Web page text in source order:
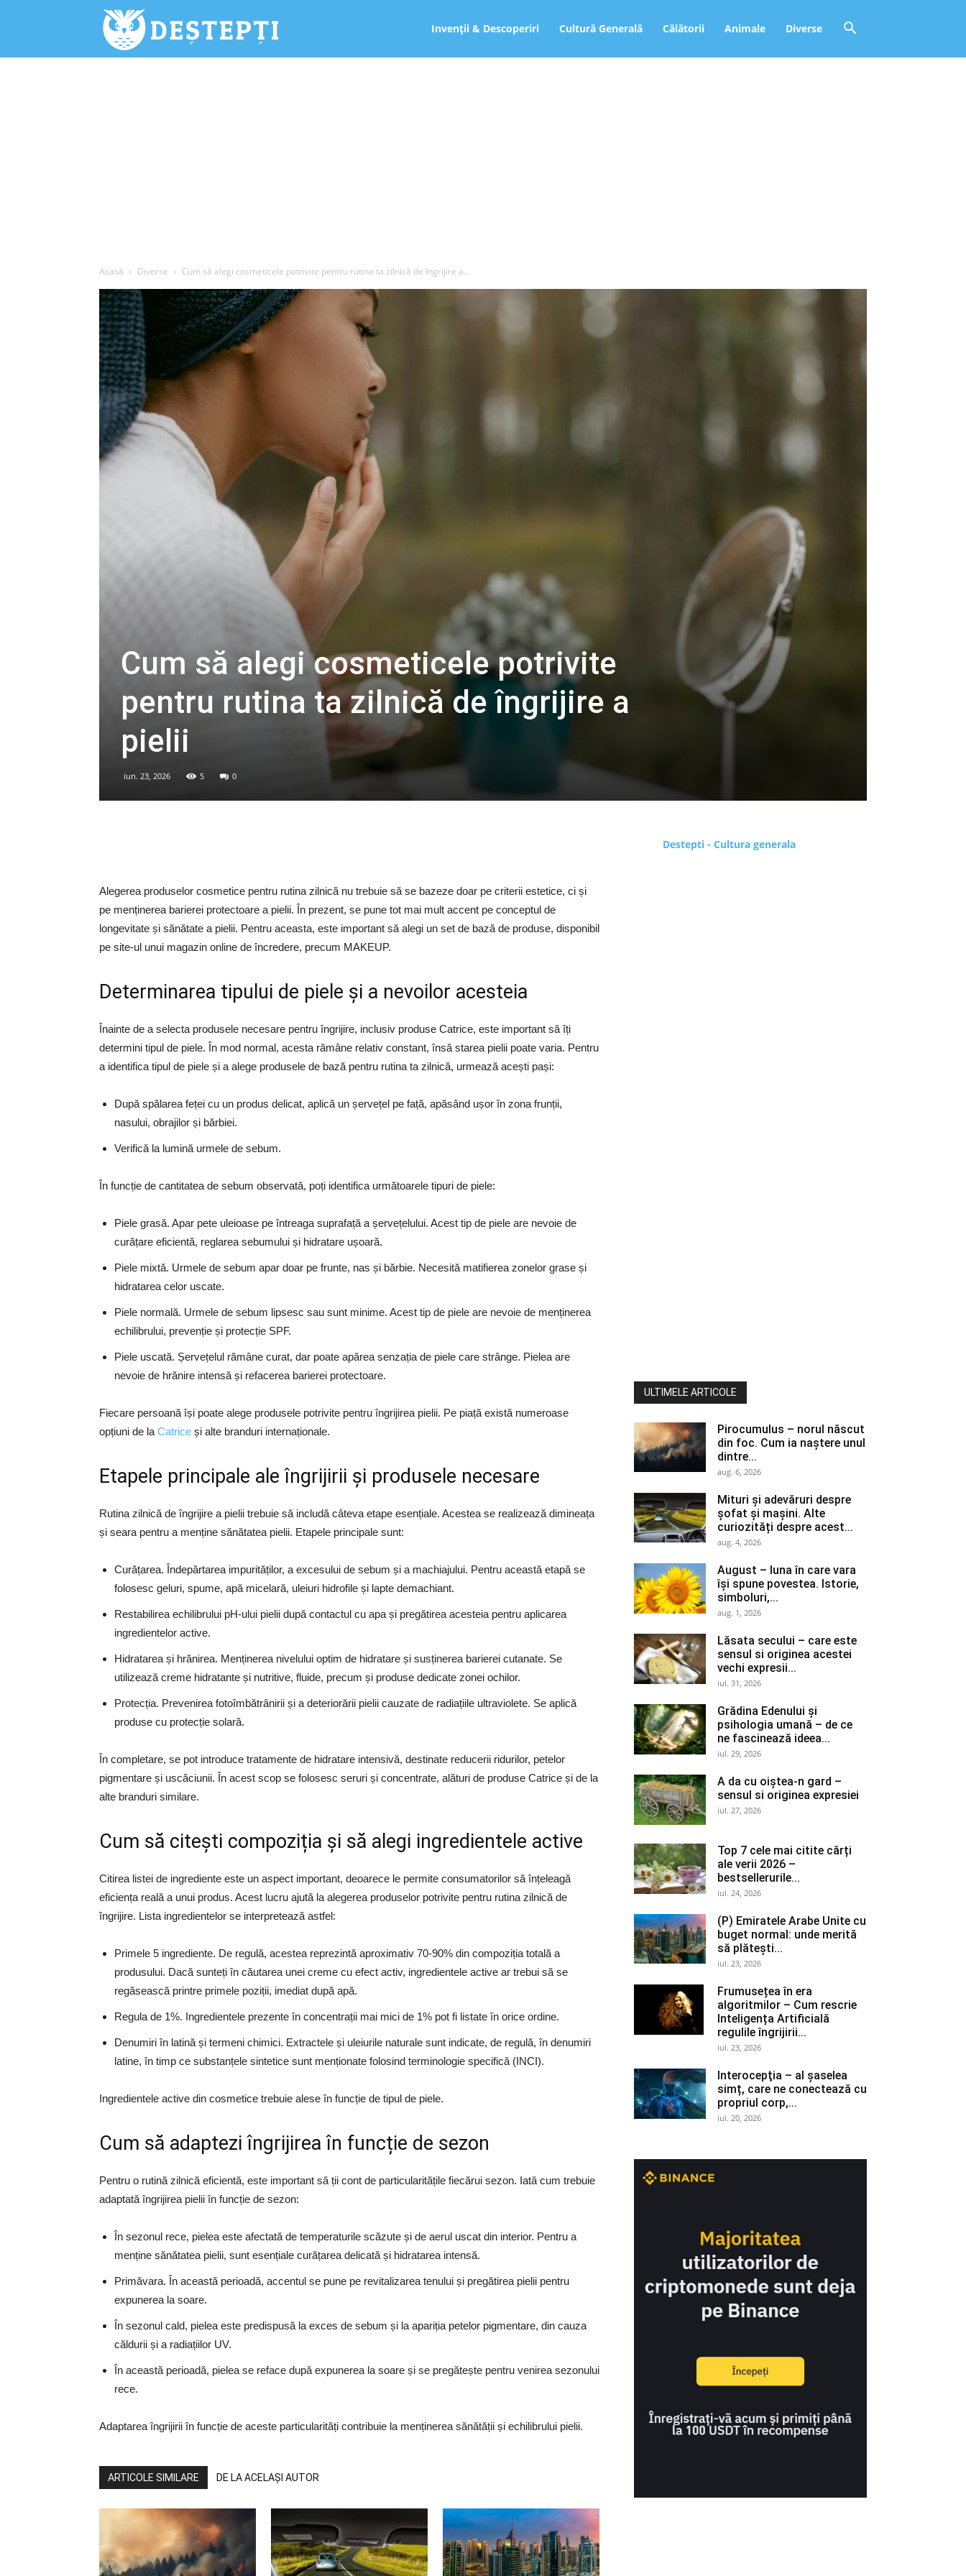
Deștepți.ro Invenții & Descoperiri Cultură Generală Călătorii Animale Diverse
Acasă Diverse Cum să alegi cosmeticele potrivite pentru rutina ta zilnică de îngrijire a...
Cum să alegi cosmeticele potrivite
pentru rutina ta zilnică de îngrijire a
pielii
iun. 23, 2026 5 0
Alegerea produselor cosmetice pentru rutina zilnică nu trebuie să se bazeze doar pe criterii estetice, ci și
pe menținerea barierei protectoare a pielii. În prezent, se pune tot mai mult accent pe conceptul de
longevitate și sănătate a pielii. Pentru aceasta, este important să alegi un set de bază de produse, disponibil
pe site-ul unui magazin online de încredere, precum MAKEUP.
Determinarea tipului de piele și a nevoilor acesteia
Înainte de a selecta produsele necesare pentru îngrijire, inclusiv produse Catrice, este important să îți
determini tipul de piele. În mod normal, acesta rămâne relativ constant, însă starea pielii poate varia. Pentru
a identifica tipul de piele și a alege produsele de bază pentru rutina ta zilnică, urmează acești pași:
După spălarea feței cu un produs delicat, aplică un șervețel pe față, apăsând ușor în zona frunții,
nasului, obrajilor și bărbiei.
Verifică la lumină urmele de sebum.
În funcție de cantitatea de sebum observată, poți identifica următoarele tipuri de piele:
Piele grasă. Apar pete uleioase pe întreaga suprafață a șervețelului. Acest tip de piele are nevoie de
curățare eficientă, reglarea sebumului și hidratare ușoară.
Piele mixtă. Urmele de sebum apar doar pe frunte, nas și bărbie. Necesită matifierea zonelor grase și
hidratarea celor uscate.
Piele normală. Urmele de sebum lipsesc sau sunt minime. Acest tip de piele are nevoie de menținerea
echilibrului, prevenție și protecție SPF.
Piele uscată. Șervețelul rămâne curat, dar poate apărea senzația de piele care strânge. Pielea are
nevoie de hrănire intensă și refacerea barierei protectoare.
Fiecare persoană își poate alege produsele potrivite pentru îngrijirea pielii. Pe piață există numeroase
opțiuni de la Catrice și alte branduri internaționale.
Etapele principale ale îngrijirii și produsele necesare
Rutina zilnică de îngrijire a pielii trebuie să includă câteva etape esențiale. Acestea se realizează dimineața
și seara pentru a menține sănătatea pielii. Etapele principale sunt:
Curățarea. Îndepărtarea impurităților, a excesului de sebum și a machiajului. Pentru această etapă se
folosesc geluri, spume, apă micelară, uleiuri hidrofile și lapte demachiant.
Restabilirea echilibrului pH-ului pielii după contactul cu apa și pregătirea acesteia pentru aplicarea
ingredientelor active.
Hidratarea și hrănirea. Menținerea nivelului optim de hidratare și susținerea barierei cutanate. Se
utilizează creme hidratante și nutritive, fluide, precum și produse dedicate zonei ochilor.
Protecția. Prevenirea fotoîmbătrânirii și a deteriorării pielii cauzate de radiațiile ultraviolete. Se aplică
produse cu protecție solară.
În completare, se pot introduce tratamente de hidratare intensivă, destinate reducerii ridurilor, petelor
pigmentare și uscăciunii. În acest scop se folosesc seruri și concentrate, alături de produse Catrice și de la
alte branduri similare.
Cum să citești compoziția și să alegi ingredientele active
Citirea listei de ingrediente este un aspect important, deoarece le permite consumatorilor să înțeleagă
eficiența reală a unui produs. Acest lucru ajută la alegerea produselor potrivite pentru rutina zilnică de
îngrijire. Lista ingredientelor se interpretează astfel:
Primele 5 ingrediente. De regulă, acestea reprezintă aproximativ 70-90% din compoziția totală a
produsului. Dacă sunteți în căutarea unei creme cu efect activ, ingredientele active ar trebui să se
regăsească printre primele poziții, imediat după apă.
Regula de 1%. Ingredientele prezente în concentrații mai mici de 1% pot fi listate în orice ordine.
Denumiri în latină și termeni chimici. Extractele și uleiurile naturale sunt indicate, de regulă, în denumiri
latine, în timp ce substanțele sintetice sunt menționate folosind terminologie specifică (INCI).
Ingredientele active din cosmetice trebuie alese în funcție de tipul de piele.
Cum să adaptezi îngrijirea în funcție de sezon
Pentru o rutină zilnică eficientă, este important să ții cont de particularitățile fiecărui sezon. Iată cum trebuie
adaptată îngrijirea pielii în funcție de sezon:
În sezonul rece, pielea este afectată de temperaturile scăzute și de aerul uscat din interior. Pentru a
menține sănătatea pielii, sunt esențiale curățarea delicată și hidratarea intensă.
Primăvara. În această perioadă, accentul se pune pe revitalizarea tenului și pregătirea pielii pentru
expunerea la soare.
În sezonul cald, pielea este predispusă la exces de sebum și la apariția petelor pigmentare, din cauza
căldurii și a radiațiilor UV.
În această perioadă, pielea se reface după expunerea la soare și se pregătește pentru venirea sezonului
rece.
Adaptarea îngrijirii în funcție de aceste particularități contribuie la menținerea sănătății și echilibrului pielii.
ARTICOLE SIMILARE DE LA ACELAȘI AUTOR
Destepti - Cultura generala
ULTIMELE ARTICOLE
Pirocumulus – norul născut
din foc. Cum ia naștere unul
dintre...
aug. 6, 2026
Mituri și adevăruri despre
șofat și mașini. Alte
curiozități despre acest...
aug. 4, 2026
August – luna în care vara
își spune povestea. Istorie,
simboluri,...
aug. 1, 2026
Lăsata secului – care este
sensul si originea acestei
vechi expresii...
iul. 31, 2026
Grădina Edenului și
psihologia umană – de ce
ne fascinează ideea...
iul. 29, 2026
A da cu oiștea-n gard –
sensul si originea expresiei
iul. 27, 2026
Top 7 cele mai citite cărți
ale verii 2026 –
bestsellerurile...
iul. 24, 2026
(P) Emiratele Arabe Unite cu
buget normal: unde merită
să plătești...
iul. 23, 2026
Frumusețea în era
algoritmilor – Cum rescrie
Inteligența Artificială
regulile îngrijirii...
iul. 23, 2026
Interocepţia – al șaselea
simț, care ne conectează cu
propriul corp,...
iul. 20, 2026